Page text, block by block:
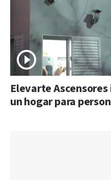
Elevarte
un hogar para